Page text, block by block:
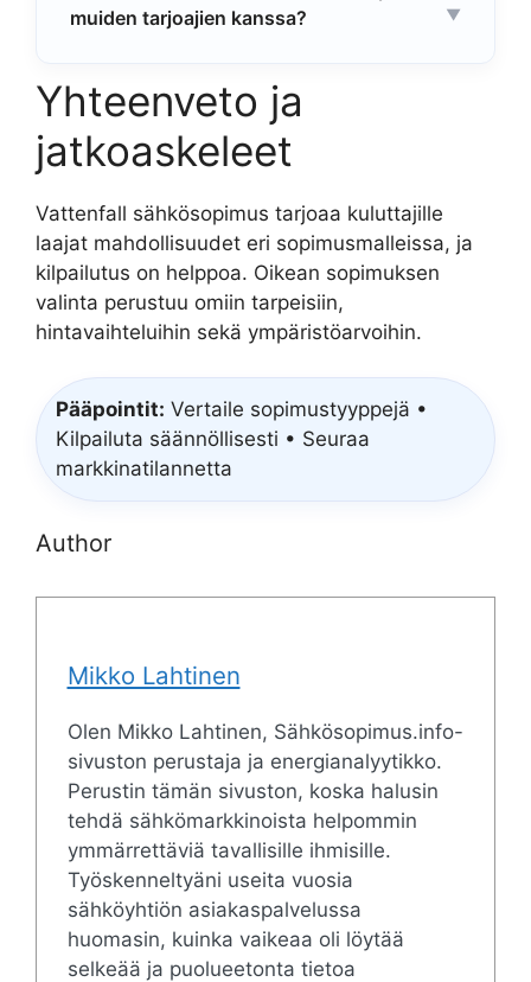
muiden tarjoajien kanssa?
Yhteenveto ja
jatkoaskeleet
Vattenfall sähkösopimus tarjoaa kuluttajille
laajat mahdollisuudet eri sopimusmalleissa, ja
kilpailutus on helppoa. Oikean sopimuksen
valinta perustuu omiin tarpeisiin,
hintavaihteluihin sekä ympäristöarvoihin.
Pääpointit: Vertaile sopimustyyppejä •
Kilpailuta säännöllisesti • Seuraa
markkinatilannetta
Author
Mikko Lahtinen
Olen Mikko Lahtinen, Sähkösopimus.info-
sivuston perustaja ja energianalyytikko.
Perustin tämän sivuston, koska halusin
tehdä sähkömarkkinoista helpommin
ymmärrettäviä tavallisille ihmisille.
Työskenneltyäni useita vuosia
sähköyhtiön asiakaspalvelussa
huomasin, kuinka vaikeaa oli löytää
selkeää ja puolueetonta tietoa